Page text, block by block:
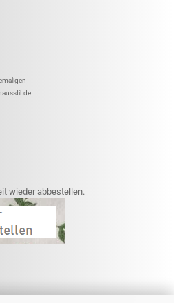
wieder abbestellen.